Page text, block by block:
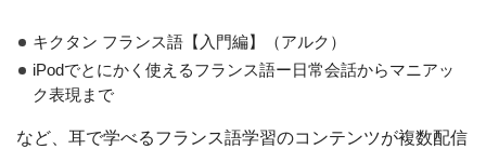
キクタン フランス語【入門編】（アルク）
iPodでとにかく使えるフランス語ー日常会話からマニアッ
ク表現まで
など、耳で学べるフランス語学習のコンテンツが複数配信